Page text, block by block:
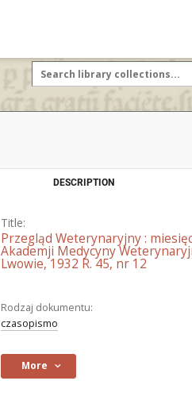
DESCRIPTION
Title:
Przegląd Weterynaryjny :
Akademji Medycyny
Lwowie, 1932 R. 45, nr 12
Rodzaj dokumentu:
czasopismo
More